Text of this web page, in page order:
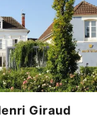
Giraud